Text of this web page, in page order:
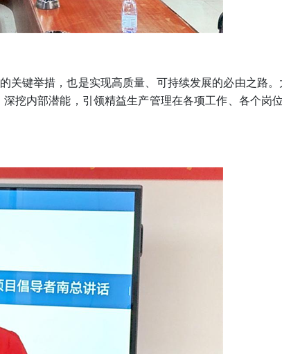
键举措，也是实现高质量、可持续发展的必由之路。
挖内部潜能，引领精益生产管理在各项工作、各个岗